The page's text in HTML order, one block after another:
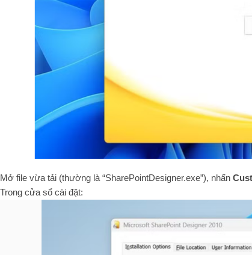
Mở file vừa tải (thường là “SharePointDesigner.exe”), nhấn
Trong cửa sổ cài đặt: